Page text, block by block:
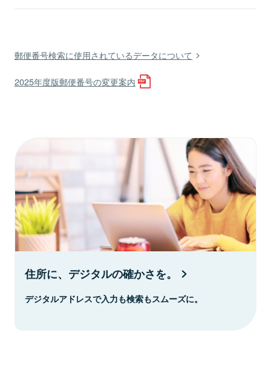
郵便番号検索に使用されているデータについて
2025年度版郵便番号の変更案内
住所に、デジタルの確かさを。
デジタルアドレスで入力も検索もスムーズに。